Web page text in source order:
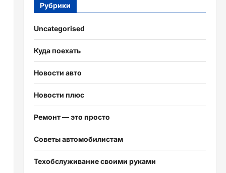
Рубрики
Uncategorised
Куда поехать
Новости авто
Новости плюс
Ремонт — это просто
Советы автомобилистам
Техобслуживание своими руками